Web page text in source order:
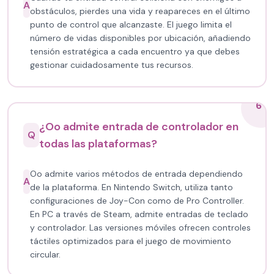
Aobstáculos, pierdes una vida y reapareces en el último
punto de control que alcanzaste. El juego limita el
número de vidas disponibles por ubicación, añadiendo
tensión estratégica a cada encuentro ya que debes
gestionar cuidadosamente tus recursos.
6
Q
¿Oo admite entrada de controlador en
todas las plataformas?
A
Oo admite varios métodos de entrada dependiendo
de la plataforma. En Nintendo Switch, utiliza tanto
configuraciones de Joy-Con como de Pro Controller.
En PC a través de Steam, admite entradas de teclado
y controlador. Las versiones móviles ofrecen controles
táctiles optimizados para el juego de movimiento
circular.